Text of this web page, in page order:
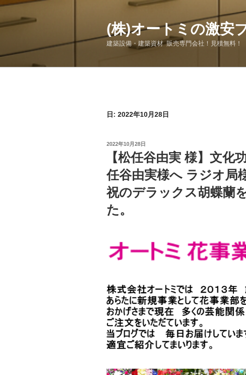
コ
テ
(株)オートミの激安
建築設備・建築資材 販売専門会社！見積無料！
日: 2022年10月28日
投
2022年10月28日
【松任谷由実 様】文化
任谷由実様へ ラジオ局
祝のデラックス胡蝶蘭
た。